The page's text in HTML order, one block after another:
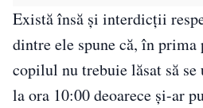
Există însă și interdicții
dintre ele spune că, în
copilul nu trebuie lăsat să
la ora 10:00 deoarece și-ar